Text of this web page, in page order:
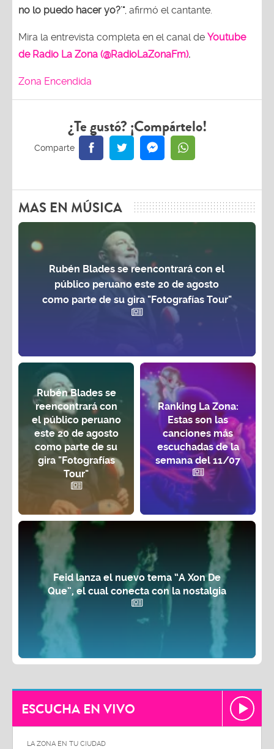
no lo puedo hacer yo?'", afirmó el cantante.
Mira la entrevista completa en el canal de Youtube
de Radio La Zona (@RadioLaZonaFm).
Zona Encendida
¿Te gustó? ¡Compártelo!
MAS EN MÚSICA
Rubén Blades se reencontrará con el
público peruano este 20 de agosto
como parte de su gira "Fotografías Tour"
Rubén Blades se
reencontrará con
el público peruano
este 20 de agosto
como parte de su
gira "Fotografías
Tour"
Ranking La Zona:
Estas son las
canciones más
escuchadas de la
semana del 11/07
Feid lanza el nuevo tema “A Xon De
Que”, el cual conecta con la nostalgia
ESCUCHA EN VIVO
LA ZONA EN TU CIUDAD